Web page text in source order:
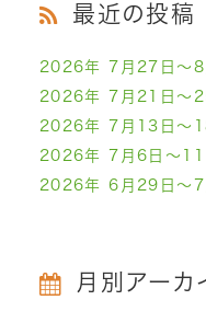
最近の投稿
2026年 7月27日～8
2026年 7月21日～
2026年 7月13日～
2026年 7月6日～11
2026年 6月29日～7
月別アーカ